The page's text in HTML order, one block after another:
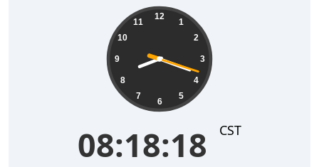
12
1
2
3
4
5
6
7
8
9
10
11
08:18:18 CST